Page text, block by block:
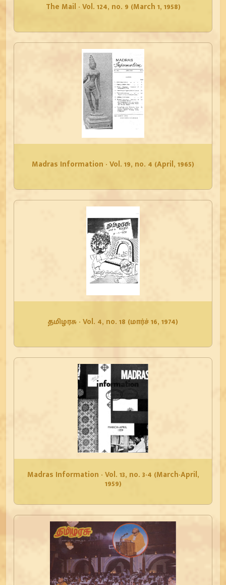
The Mail - Vol. 124, no. 9 (March 1, 1958)
Madras Information - Vol. 19, no. 4 (April, 1965)
தமிழரசு - Vol. 4, no. 18 (மார்ச் 16, 1974)
Madras Information - Vol. 13, no. 3-4 (March-April,
1959)